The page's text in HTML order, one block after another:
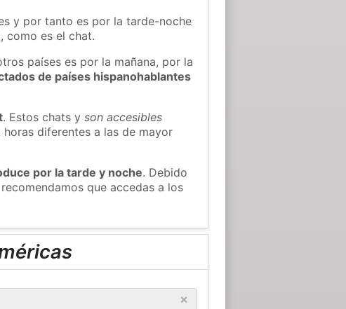
y por tanto es por la tarde-noche
como es el chat.
países es por la mañana, por la
de países hispanohablantes
. Estos chats yson accesibles
diferentes a las de mayor
por la tarde y noche. Debido
que accedas a los
×